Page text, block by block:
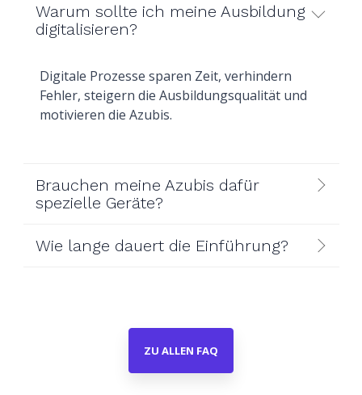
Warum sollte ich meine Ausbildung
digitalisieren?
Digitale Prozesse sparen Zeit, verhindern
Fehler, steigern die Ausbildungsqualität und
motivieren die Azubis.
Brauchen meine Azubis dafür
spezielle Geräte?
Wie lange dauert die Einführung?
ZU ALLEN FAQ